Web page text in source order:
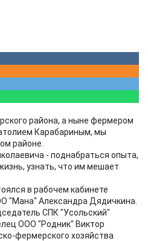
района, а ныне фермером
Карабариным, мы
районе.
- поднабраться опыта,
узнать, что им мешает
в рабочем кабинете
"Мана" Александра Дядичкина.
СПК "Усольский"
ООО "Родник" Виктор
фермерского хозяйства